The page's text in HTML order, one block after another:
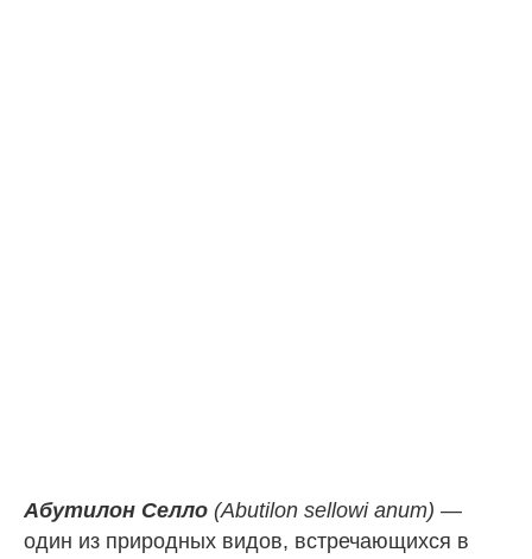
Абутилон Селло (Abutilon sellowi anum) —
один из природных видов, встречающихся в